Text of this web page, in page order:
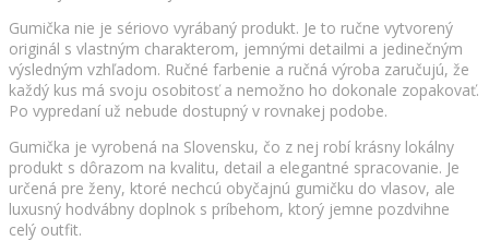
Gumička nie je sériovo vyrábaný produkt. Je to ručne vytvorený
originál s vlastným charakterom, jemnými detailmi a jedinečným
výsledným vzhľadom. Ručné farbenie a ručná výroba zaručujú, že
každý kus má svoju osobitosť a nemožno ho dokonale zopakovať.
Po vypredaní už nebude dostupný v rovnakej podobe.
Gumička je vyrobená na Slovensku, čo z nej robí krásny lokálny
produkt s dôrazom na kvalitu, detail a elegantné spracovanie. Je
určená pre ženy, ktoré nechcú obyčajnú gumičku do vlasov, ale
luxusný hodvábny doplnok s príbehom, ktorý jemne pozdvihne
celý outfit.